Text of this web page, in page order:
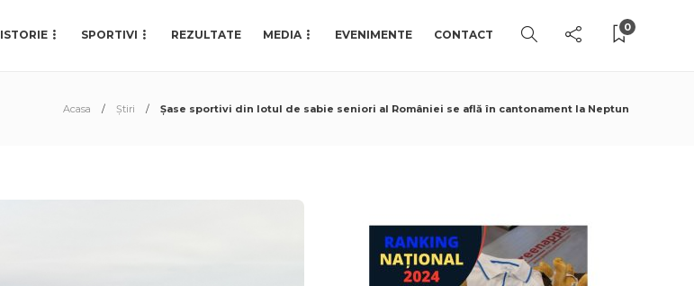
ISTORIE SPORTIVI REZULTATE MEDIA EVENIMENTE CONTACT
0
Acasa Știri Șase sportivi din lotul de sabie seniori al României se află în cantonament la Neptun